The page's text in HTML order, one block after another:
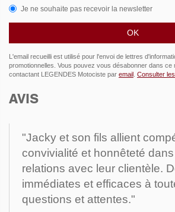
Je ne souhaite pas recevoir la newsletter
L'email recueilli est utilisé pour l'envoi de lettres
promotionnelles. Vous pouvez vous désabonner dans ce
contactant LEGENDES Motociste par email Consulter
AVIS
"Jacky et son fils allient
convivialité et honnêteté
relations avec leur clientèle.
immédiates et efficaces à
questions et attentes."